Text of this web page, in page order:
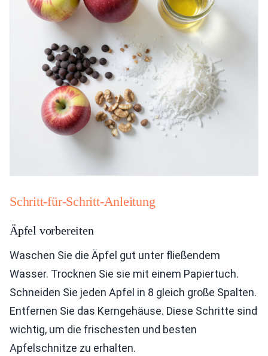
Schritt-für-Schritt-Anleitung
Äpfel vorbereiten
Waschen Sie die Äpfel gut unter fließendem
Wasser. Trocknen Sie sie mit einem Papiertuch.
Schneiden Sie jeden Apfel in 8 gleich große Spalten.
Entfernen Sie das Kerngehäuse. Diese Schritte sind
wichtig, um die frischesten und besten
Apfelschnitze zu erhalten.